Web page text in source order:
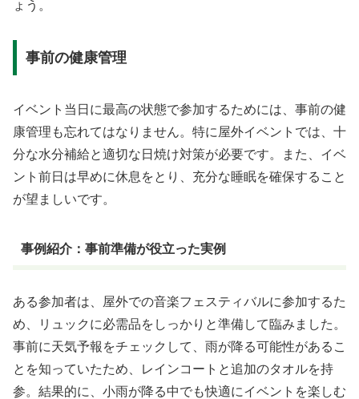
ょう。
事前の健康管理
イベント当日に最高の状態で参加するためには、事前の健
康管理も忘れてはなりません。特に屋外イベントでは、十
分な水分補給と適切な日焼け対策が必要です。また、イベ
ント前日は早めに休息をとり、充分な睡眠を確保すること
が望ましいです。
事例紹介：事前準備が役立った実例
ある参加者は、屋外での音楽フェスティバルに参加するた
め、リュックに必需品をしっかりと準備して臨みました。
事前に天気予報をチェックして、雨が降る可能性があるこ
とを知っていたため、レインコートと追加のタオルを持
参。結果的に、小雨が降る中でも快適にイベントを楽しむ